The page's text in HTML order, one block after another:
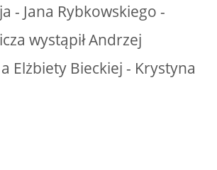
- Jana Rybkowskiego -
wystąpił Andrzej
Elżbiety Bieckiej - Krystyna